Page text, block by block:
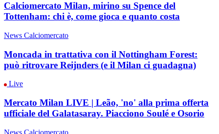
Calciomercato Milan, mirino su Spence del
Tottenham: chi è, come gioca e quanto costa
News Calciomercato
Moncada in trattativa con il Nottingham Forest:
può ritrovare Reijnders (e il Milan ci guadagna)
Live
Mercato Milan LIVE | Leão, 'no' alla prima offerta
ufficiale del Galatasaray. Piacciono Soulé e Osorio
News Calciomercato